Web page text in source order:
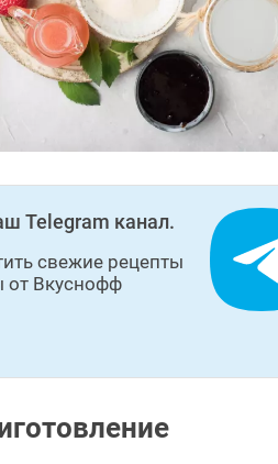
Telegram канал.
свежие рецепты
от Вкуснофф